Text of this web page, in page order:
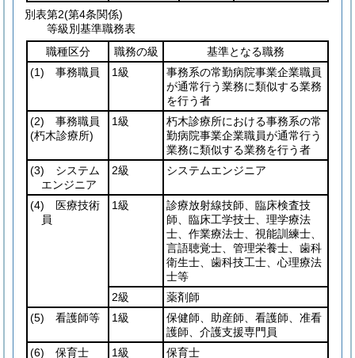
別表第2(第4条関係)
等級別基準職務表
職種区分
職務の級
基準となる職務
(1) 事務職員 1級
事務系の常勤病院事業企業職員
が通常行う業務に類似する業務
を行う者
(2) 事務職員
(朽木診療所)
1級
朽木診療所における事務系の常
勤病院事業企業職員が通常行う
業務に類似する業務を行う者
(3) システム
エンジニア
2級 システムエンジニア
(4) 医療技術
員
1級
診療放射線技師、臨床検査技
師、臨床工学技士、理学療法
士、作業療法士、視能訓練士、
言語聴覚士、管理栄養士、歯科
衛生士、歯科技工士、心理療法
士等
2級
薬剤師
(5) 看護師等 1級
保健師、助産師、看護師、准看
護師、介護支援専門員
(6) 保育士 1級 保育士